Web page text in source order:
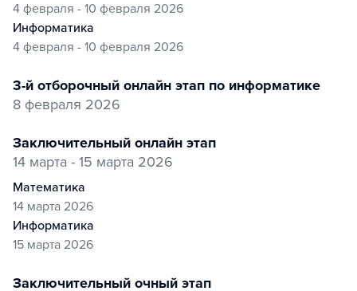
4 февраля - 10 февраля 2026
информатика
4 февраля - 10 февраля 2026
3-й отборочный онлайн этап по информатике
8 февраля 2026
заключительный онлайн этап
14 марта - 15 марта 2026
математика
14 марта 2026
информатика
15 марта 2026
заключительный очный этап